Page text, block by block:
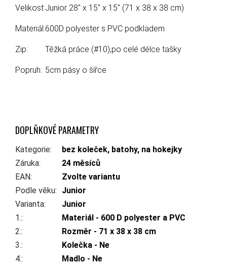
Velikost:Junior 28" x 15" x 15" (71 x 38 x 38 cm)
Materiál:600D polyester s PVC podkladem
Zip: Těžká práce (#10),po celé délce tašky
Popruh: 5cm pásy o šířce
DOPLŇKOVÉ PARAMETRY
Kategorie:
bez koleček, batohy, na hokejky
Záruka:
24 měsíců
EAN:
Zvolte variantu
Podle věku:
Junior
Varianta:
Junior
1.:
Materiál - 600 D polyester a PVC
2.:
Rozměr - 71 x 38 x 38 cm
3.:
Kolečka - Ne
4.: Madlo - Ne